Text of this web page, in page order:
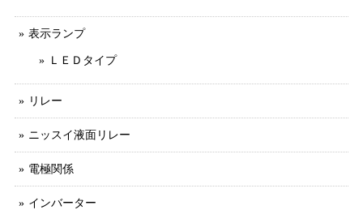
表示ランプ
ＬＥＤタイプ
リレー
ニッスイ液面リレー
電極関係
インバーター